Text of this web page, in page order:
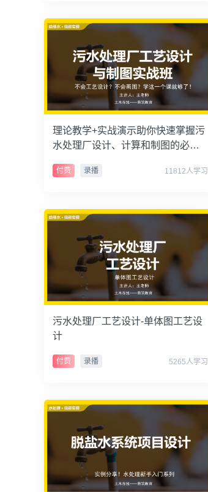
理论教学+实战演示助你快速掌握污
水处理厂设计、计算和制图的必备
付费 录播 11812人学习
污水处理厂工艺设计-单体图工艺设
计
付费 录播 5265人学习